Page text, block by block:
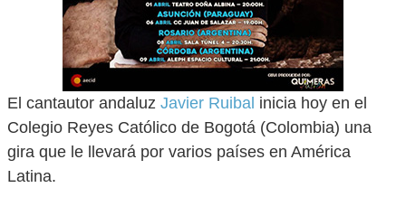
El cantautor andaluz Javier Ruibal inicia hoy en el
Colegio Reyes Católico de Bogotá (Colombia) una
gira que le llevará por varios países en América
Latina.